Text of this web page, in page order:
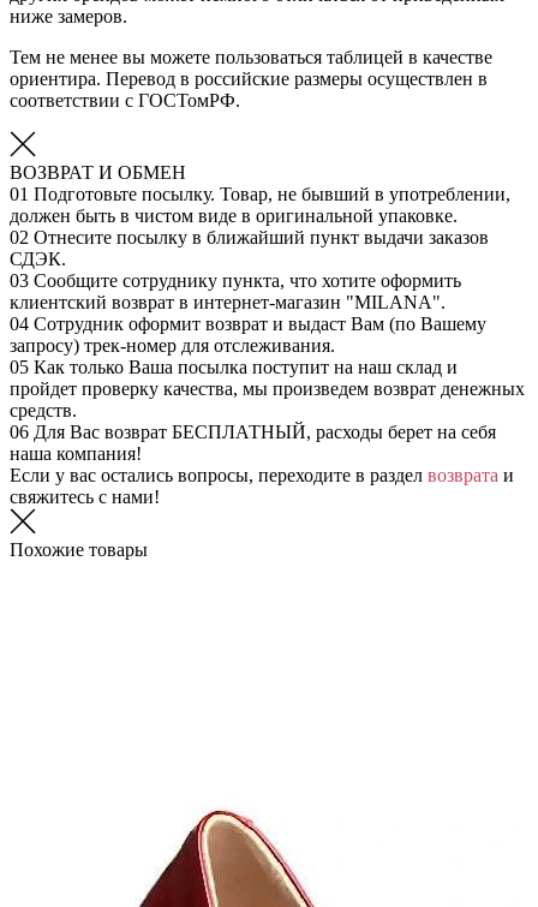
ниже замеров.
Тем не менее вы можете пользоваться таблицей в качестве
ориентира. Перевод в российские размеры осуществлен в
соответствии с ГОСТомРФ.
ВОЗВРАТ И ОБМЕН
01 Подготовьте посылку. Товар, не бывший в употреблении,
должен быть в чистом виде в оригинальной упаковке.
02 Отнесите посылку в ближайший пункт выдачи заказов
СДЭК.
03 Сообщите сотруднику пункта, что хотите оформить
клиентский возврат в интернет-магазин "MILANA".
04 Сотрудник оформит возврат и выдаст Вам (по Вашему
запросу) трек-номер для отслеживания.
05 Как только Ваша посылка поступит на наш склад и
пройдет проверку качества, мы произведем возврат денежных
средств.
06 Для Вас возврат БЕСПЛАТНЫЙ, расходы берет на себя
наша компания!
Если у вас остались вопросы, переходите в раздел возврата и
свяжитесь с нами!
Похожие товары